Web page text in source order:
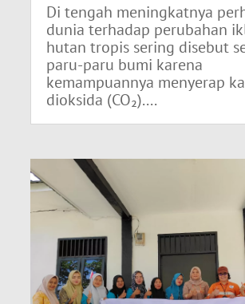
Di tengah meningkatnya
dunia terhadap perubahan
hutan tropis sering disebut
paru-paru bumi karena
kemampuannya menyerap
dioksida (CO₂)....